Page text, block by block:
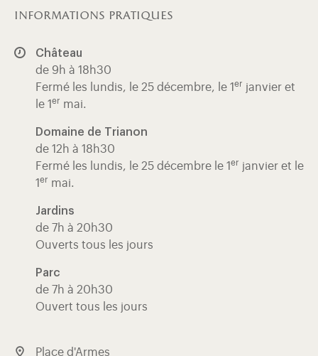
informations pratiques
Château
de 9h à 18h30
Fermé les lundis, le 25 décembre, le 1 er janvier et
le 1 er mai.
Domaine de Trianon
de 12h à 18h30
Fermé les lundis, le 25 décembre le 1 er janvier et le
1 er mai.
Jardins
de 7h à 20h30
Ouverts tous les jours
Parc
de 7h à 20h30
Ouvert tous les jours
Place d'Armes